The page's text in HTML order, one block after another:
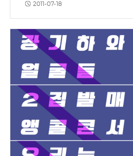
2011-07-18